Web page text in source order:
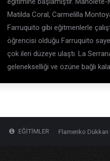
Matilda Coral, Carmelilla
Farruquito gibi eğitmenlerle
öğrencisi olduğu Farruquito
çok ileri düzeye ulaştı. La
gelenekselliği ve özüne bağlı
EĞİTİMLER Flamenko Dükkan